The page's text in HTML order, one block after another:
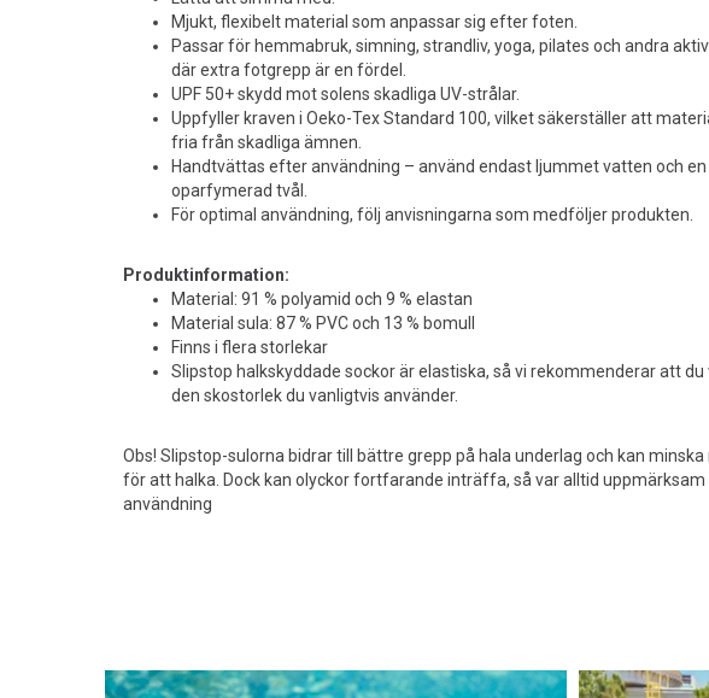
Mjukt, flexibelt material som anpassar sig efter foten.
Passar för hemmabruk, simning, strandliv, yoga, pilates och andra
där extra fotgrepp är en fördel.
UPF 50+ skydd mot solens skadliga UV-strålar.
Uppfyller kraven i Oeko-Tex Standard 100, vilket säkerställer att
fria från skadliga ämnen.
Handtvättas efter användning – använd endast ljummet vatten och en
oparfymerad tvål.
För optimal användning, följ anvisningarna som medföljer produkten.
Produktinformation:
Material: 91 % polyamid och 9 % elastan
Material sula: 87 % PVC och 13 % bomull
Finns i flera storlekar
Slipstop halkskyddade sockor är elastiska, så vi rekommenderar att du
den skostorlek du vanligtvis använder.
Obs! Slipstop-sulorna bidrar till bättre grepp på hala underlag och kan minska
för att halka. Dock kan olyckor fortfarande inträffa, så var alltid uppmärksam
användning